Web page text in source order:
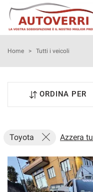
HOME
NEOPATENTATI
ACQUISTIAMO USATO
ASSISTENZA
Home > Tutti i veicoli
ORDINA PER
Toyota Azzera